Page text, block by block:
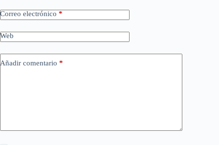
Correo electrónico *
Web
Añadir comentario *